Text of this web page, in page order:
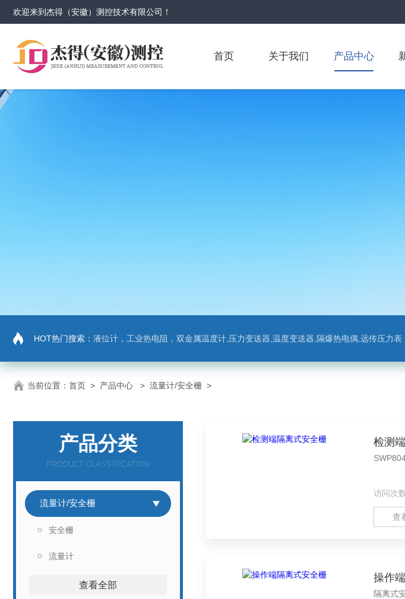
欢迎来到杰得（安徽）测控技术有限公司 ！
首页 关于我们 产品中心
HOT热门搜索： 液位计，工业热电阻，双金属温度计,压力变送器,温度变送器,隔爆热电偶,远传压力表
当前位置： 首页 > 产品中心 > 流量计/安全栅 >
产品分类
PRODUCT CLASSIFICATION
流量计/安全栅
安全栅
流量计
查看全部
检测
访问次
查
操作
隔离式